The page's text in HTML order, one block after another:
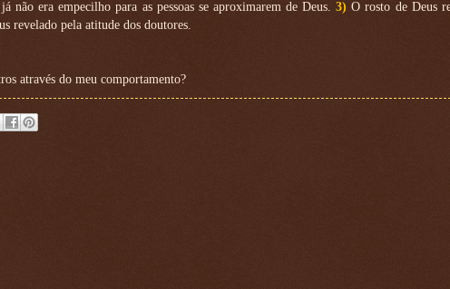
não era empecilho para as pessoas se aproximarem de Deus.3) O rosto de Deus
revelado pela atitude dos doutores.
através do meu comportamento?